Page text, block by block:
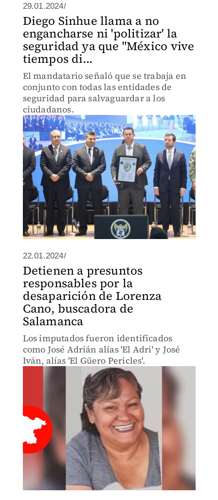
29.01.2024/
Diego Sinhue llama a no
engancharse ni 'politizar' la
seguridad ya que "México vive
tiempos di...
El mandatario señaló que se trabaja en
conjunto con todas las entidades de
seguridad para salvaguardar a los
ciudadanos.
22.01.2024/
Detienen a presuntos
responsables por la
desaparición de Lorenza
Cano, buscadora de
Salamanca
Los imputados fueron identificados
como José Adrián alías 'El Adri' y José
Iván, alías 'El Güero Pericles'.